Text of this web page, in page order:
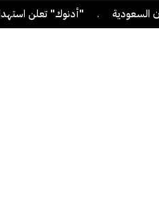
"أدنوك" تعلن استهداف سفينة